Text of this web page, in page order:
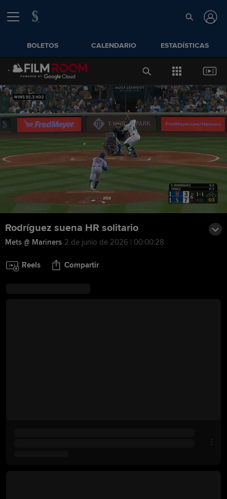
BOLETOS CALENDARIO ESTADÍSTICAS
Rodríguez suena HR solitario
Mets @ Mariners 2 de junio de 2026 | 00:00:28
Reels Compartir